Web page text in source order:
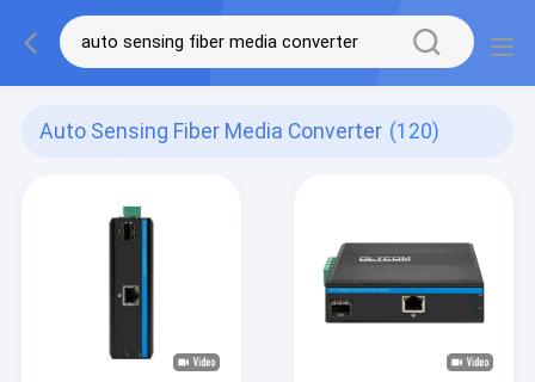
Auto Sensing Fiber Media Converter (120)